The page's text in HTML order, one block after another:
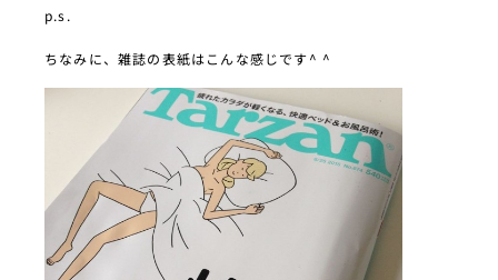
p.s.
ちなみに、雑誌の表紙はこんな感じです^ ^